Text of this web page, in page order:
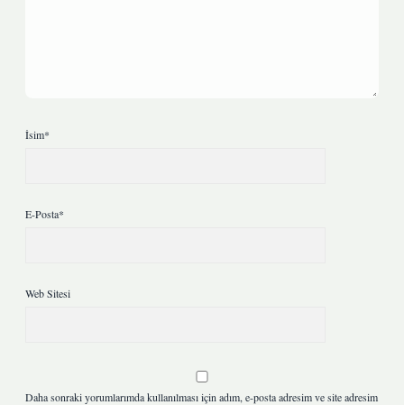
İsim*
E-Posta*
Web Sitesi
Daha sonraki yorumlarımda kullanılması için adım, e-posta adresim ve site adresim